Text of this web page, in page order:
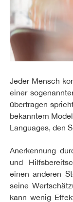
Jeder Mensch
einer
übertragen
bekanntem
Languages, den
Anerkennung
und
einen anderen
seine
kann wenig